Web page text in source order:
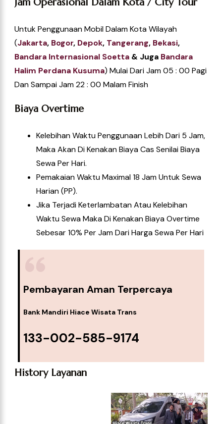
Untuk Penggunaan Mobil Dalam Kota Wilayah
(Jakarta, Bogor, Depok, Tangerang, Bekasi,
BaNdara Internasional Soetta & Juga Bandara
Halim Perdana Kusuma) Mulai Dari Jam 05 : 00 Pagi
Dan Sampai Jam 22 : 00 Malam Finish
Biaya Overtime
Kelebihan Waktu Penggunaan Lebih Dari 5 Jam,
Maka Akan Di Kenakan Biaya Cas Senilai Biaya
Sewa Per Hari.
Pemakaian Waktu Maximal 18 Jam Untuk Sewa
Harian (PP).
Jika Terjadi Keterlambatan Atau Kelebihan
Waktu Sewa Maka Di Kenakan Biaya Overtime
Sebesar 10% Per Jam Dari Harga Sewa Per Hari
Pembayaran Aman Terpercaya
Bank Mandiri Hiace Wisata Trans
133-002-585-9174
History Layanan